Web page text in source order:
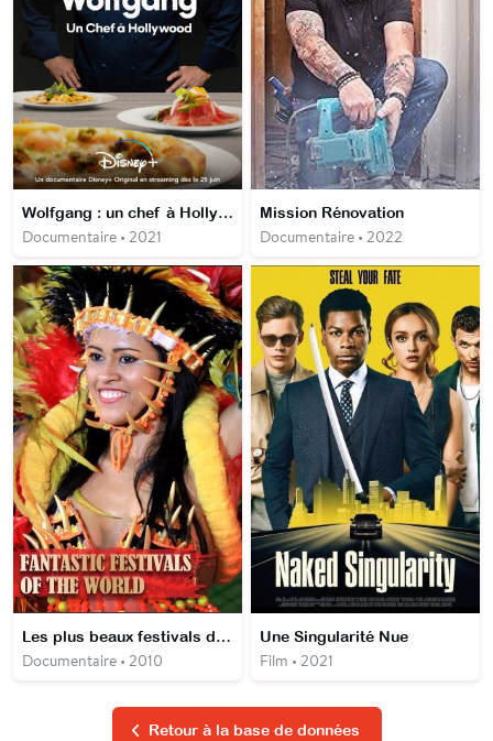
Wolfgang : un chef à Hollywood
Documentaire • 2021
Mission Rénovation
Documentaire • 2022
Les plus beaux festivals du monde
Documentaire • 2010
Une Singularité Nue
Film • 2021
Retour à la base de données